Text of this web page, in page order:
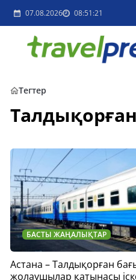
07.08.2026 08:51:21
Тегтер
Талдықорған
БАСТЫ ЖАҢАЛЫҚТАР
Астана – Талдықорған
жолаушылар қатынасы